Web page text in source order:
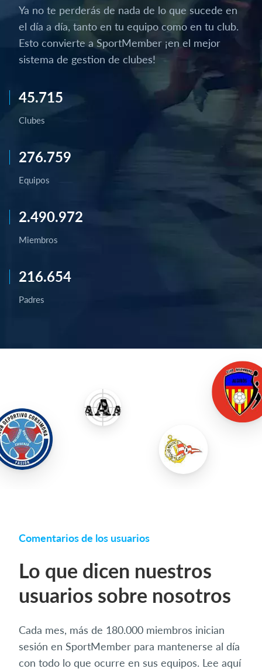
Ya no te perderás de nada de lo que sucede en
el día a día, tanto en tu equipo como en tu club.
Esto convierte a SportMember ¡en el mejor
sistema de gestion de clubes!
45.715
Clubes
276.759
Equipos
2.490.972
Miembros
216.654
Padres
Comentarios de los usuarios
Lo que dicen nuestros
usuarios sobre nosotros
Cada mes, más de 180.000 miembros inician
sesión en SportMember para mantenerse al día
con todo lo que ocurre en sus equipos. Lee aquí